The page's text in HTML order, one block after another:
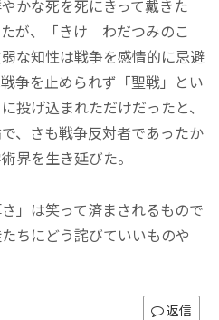
かな死を死にきって戴きた
が、「きけ わだつみのこ
な知性は戦争を感情的に忌避
争を止められず「聖戦」とい
投げ込まれただけだったと、
、さも戦争反対者であったか
界を生き延びた。
」は笑って済まされるもので
ちにどう詫びていいものや
返信